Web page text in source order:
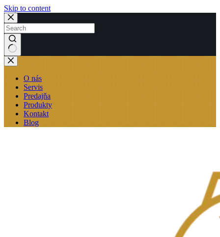
Skip to content
No
results
O nás
Servis
Predajňa
Produkty
Kontakt
Blog